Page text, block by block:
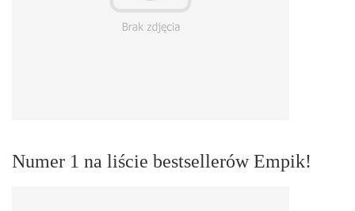
Numer 1 na liście bestsellerów Empik!